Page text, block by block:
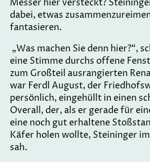
Messer hier versteckt?
dabei, etwas
fantasieren.
„Was machen Sie denn hier?“,
eine Stimme durchs offene
zum Großteil ausrangierten
war Ferdl August, der
persönlich, eingehüllt in einen
Overall, der, als er gerade für
eine noch gut erhaltene
Käfer holen wollte, Steininger
sah.